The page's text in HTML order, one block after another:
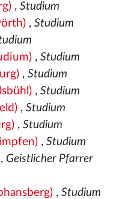
, Studium
, Studium
, Studium
, Studium
, Studium
, Studium
, Studium
, Studium
Geistlicher Pfarrer
, Studium